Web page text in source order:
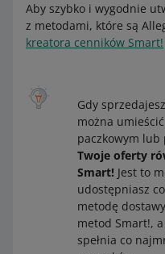
Metody dostawy do
Allegro One (Punkt,
Allegro Kurier Pocztex
Allegro
Metody dostawy
automatu
Allegro One (Punkt,
One (Punkt, Box,
Aby szybko i wygodnie
z metodami, które są
kreatora cenników Smart!
Gdy
można
paczkowym
Twoje oferty
Smart! Jest to
udostępniasz
metodę
metod Smart!,
spełnia co